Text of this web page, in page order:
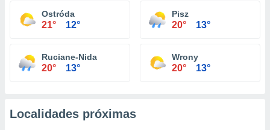
Ostróda
21° 12°
Pisz
20° 13°
Ruciane-Nida
20° 13°
Wrony
20° 13°
Localidades próximas